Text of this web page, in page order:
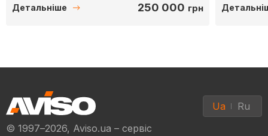
Детальніше 250 000 грн
© 1997–2026, Aviso.ua – сервіс
Ua Ru